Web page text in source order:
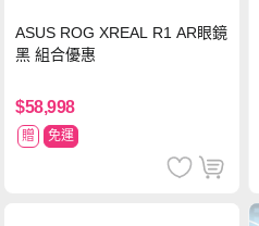
ASUS ROG XREAL R1 AR眼鏡
黑 組合優惠
$58,998
贈 免運